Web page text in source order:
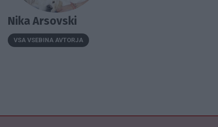
Nika Arsovski
VSA VSEBINA AVTORJA